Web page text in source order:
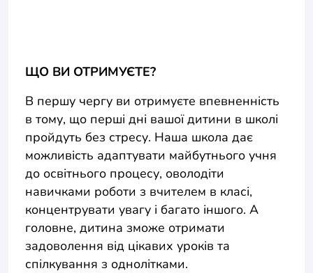
ЩО ВИ ОТРИМУЄТЕ?
В першу чергу ви отримуєте впевненність
в тому, що перші дні вашої дитини в школі
пройдуть без стресу. Наша школа дає
можливість адаптувати майбутнього учня
до освітнього процесу, оволодіти
навичками роботи з вчителем в класі,
концентрувати увагу і багато іншого. А
головне, дитина зможе отримати
задоволення від цікавих уроків та
спілкування з однолітками.